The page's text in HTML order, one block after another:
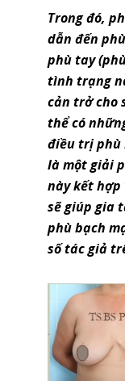
Trong đó,
dẫn đến
phù tay
tình trạng
cản trở cho
thể có
điều trị phù
là một giải
này kết
sẽ giúp gia
phù bạch
số tác giả